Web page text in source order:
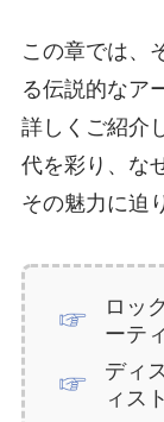
この章では、
る伝説的なア
詳しくご紹介
代を彩り、な
その魅力に迫
ロッ
ーテ
ディ
ィスト